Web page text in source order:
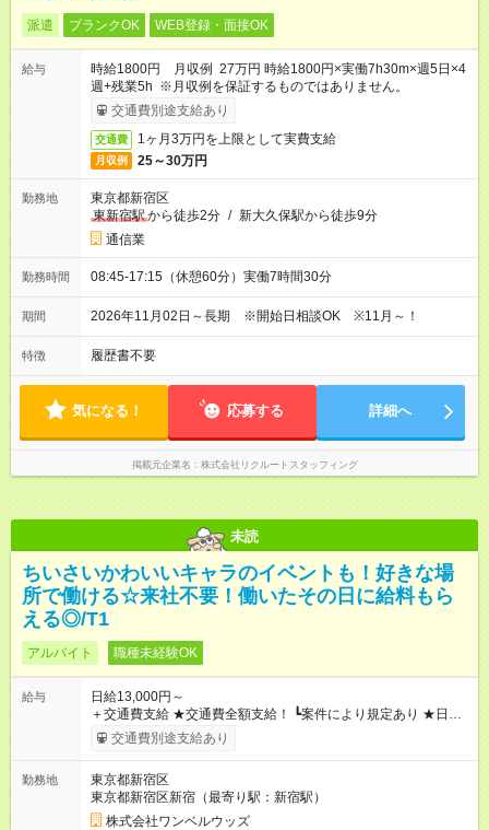
派遣 ブランクOK WEB登録・面接OK
給与
時給1800円 月収例 27万円 時給1800円×実働7h30m×週5日×4
週+残業5h ※月収例を保証するものではありません。
交通費別途支給あり
交通費 1ヶ月3万円を上限として実費支給
月収例 25～30万円
勤務地
東京都新宿区
東新宿駅から徒歩2分 / 新大久保駅から徒歩9分
通信業
勤務時間 08:45-17:15（休憩60分）実働7時間30分
期間 2026年11月02日～長期 ※開始日相談OK ※11月～！
特徴 履歴書不要
気になる！ 応募する 詳細へ
掲載元企業名 株式会社リクルートスタッフィング
未読
ちいさいかわいいキャラのイベントも！好きな場
所で働ける☆来社不要！働いたその日に給料もら
える◎/T1
アルバイト 職種未経験OK
給与
日給13,000円～
＋交通費支給 ★交通費全額支給！ ┗案件により規定あり ★日払
いOK！（規定あり） ┗働いたその日に現金GET♪ お仕事後はコ
ンビニATMから 日払い分を引き落とせます！ 【試用期間】試
交通費別途支給あり
勤務地
東京都新宿区
東京都新宿区新宿（最寄り駅：新宿駅）
株式会社ワンベルウッズ